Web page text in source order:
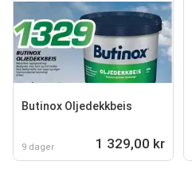
Butinox Oljedekkbeis
9 dager 1 329,00 kr